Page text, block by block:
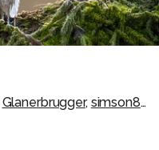
Glanerbrugger, simson82